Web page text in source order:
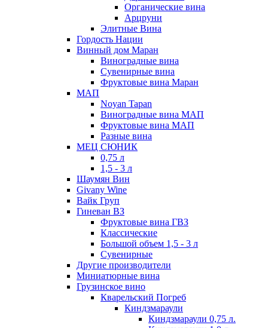
Органические вина
Арцруни
Элитные Вина
Гордость Нации
Винный дом Маран
Виноградные вина
Сувенирные вина
Фруктовые вина Маран
МАП
Noyan Tapan
Виноградные вина МАП
Фруктовые вина МАП
Разные вина
МЕЦ СЮНИК
0,75 л
1,5 - 3 л
Шаумян Вин
Givany Wine
Вайк Груп
Гиневан ВЗ
Фруктовые вина ГВЗ
Классические
Большой объем 1,5 - 3 л
Сувенирные
Другие производители
Миниатюрные вина
Грузинское вино
Кварельский Погреб
Киндзмараули
Киндзмараули 0,75 л.